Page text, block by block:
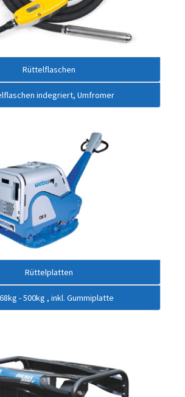
Rüttelflaschen
indegriert, Umfromer
Rüttelplatten
- 500kg , inkl. Gummiplatte